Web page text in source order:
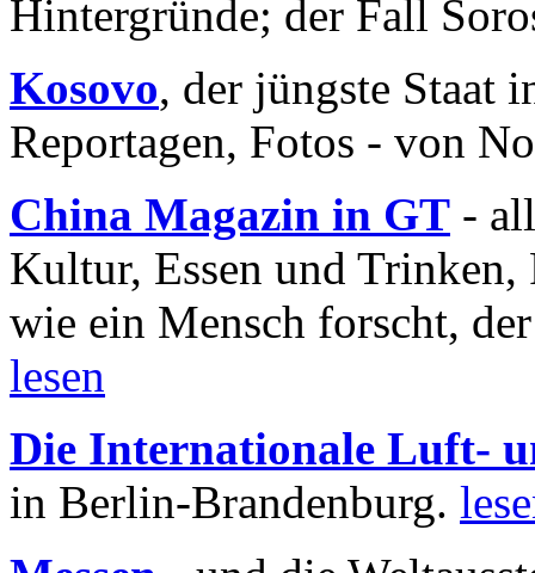
Hintergründe; der Fall
Kosovo, der jüngste Staat
Reportagen, Fotos - von
China Magazin in GT -
Kultur, Essen und
wie ein Mensch forscht,
lesen
Die Internationale Luft-
in Berlin-Brandenburg.